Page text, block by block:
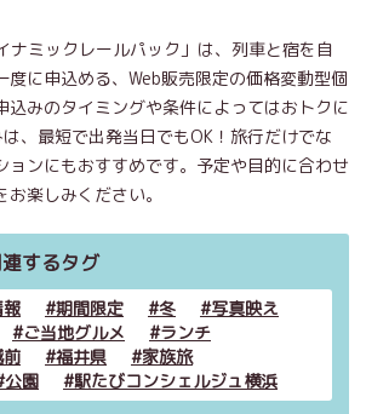
ナミックレールパック」は、列車と宿を自
度に申込める、Web販売限定の価格変動型個
込みのタイミングや条件によってはおトクに
、最短で出発当日でもOK！旅行だけでな
ョンにもおすすめです。予定や目的に合わせ
楽しみください。
するタグ
期間限定 冬
写真映え
ご当地グルメ
ランチ
福井県
家族旅
公園 駅たびコンシェルジュ横浜